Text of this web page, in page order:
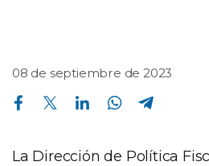
08 de septiembre de 2023
Compartir en Facebook Compartir en Twitter Compartir en Linkedin Compartir en Whatsapp
La Dirección de Política